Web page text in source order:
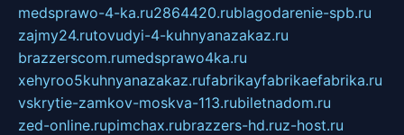
medsprawo-4-ka.ru2864420.rublagodarenie-spb.ru
zajmy24.rutovudyi-4-kuhnyanazakaz.ru
brazzerscom.rumedsprawo4ka.ru
xehyroo5kuhnyanazakaz.rufabrikayfabrikaefabrika.ru
vskrytie-zamkov-moskva-113.rubiletnadom.ru
zed-online.rupimchax.rubrazzers-hd.ruz-host.ru